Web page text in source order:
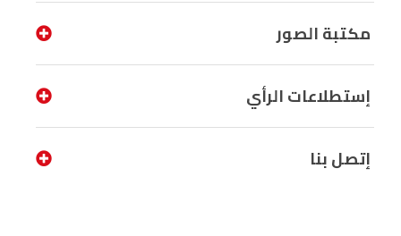
مكتبة الصور
إستطلاعات الرأي
إتصل بنا